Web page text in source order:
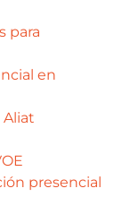
para
en
presencial